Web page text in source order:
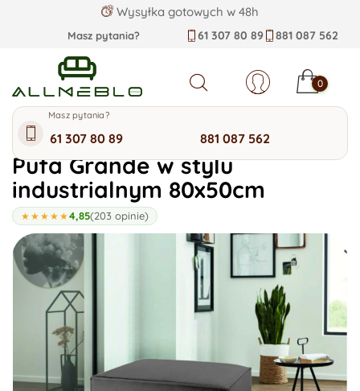
Wysyłka gotowych w 48h
Masz pytania? 61 307 80 89 881 087 562
Szukaj
Masz pytania?
61 307 80 89 881 087 562
0
Kategorie allmeblo
Pufa Grande w stylu
industrialnym 80x50cm
★★★★★4,85(203 opinie)